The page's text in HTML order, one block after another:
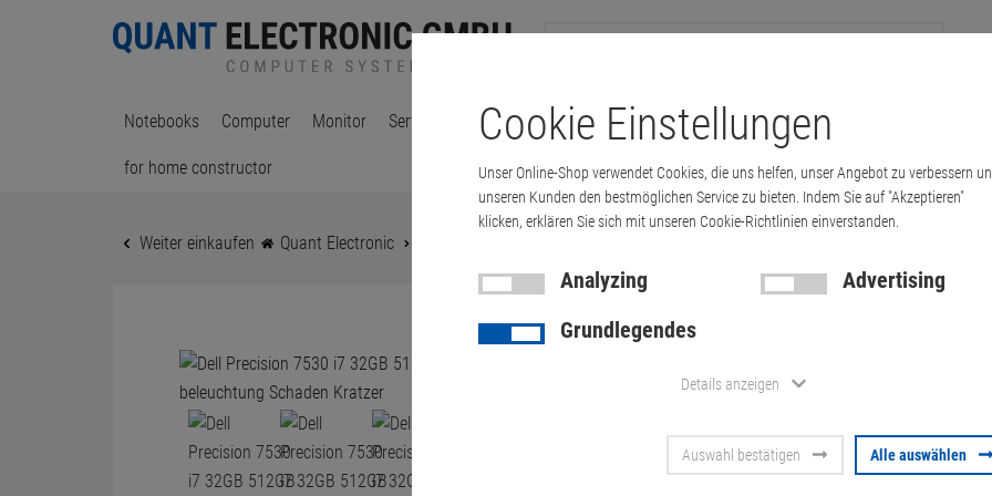
Notebooks Computer Monitor Server & Workstations Printer & Copiers Cables Multimedia & HDTV
for home constructor
Weiter einkaufen Quant Electronic
Dell
512GB
Cookie Einstellungen
Unser Online-Shop verwendet Cookies, die uns helfen, unser Angebot zu verbessern
unseren Kunden den bestmöglichen Service zu bieten. Indem Sie auf "Akzeptieren"
klicken, erklären Sie sich mit unseren Cookie-Richtlinien einverstanden.
Analyzing
Advertising
Grundlegendes
Details anzeigen
Auswahl bestätigen Alle auswählen